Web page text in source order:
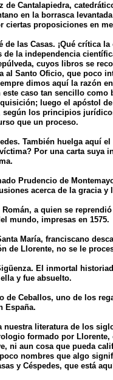
Cantalapiedra,
en la borrasca
ciertas proposiciones en
las Casas. ¡Qué crítica
de la independencia
cuyos libros se
al Santo Oficio, que poco
dimos aquí la razón
este caso tan sencillo
luego el apóstol
según los principios
que un proceso.
También huelga aquí
Por una carta suya
Prudencio de
acerca de la gracia y
a quien se
mundo, impresas en 1575.
María, franciscano
de Llorente, no se le
El inmortal
y fue absuelto.
Ceballos, uno de los
España.
literatura de los
formado por
ni aun cosa que pueda
nombres que algo
y Céspedes, que está